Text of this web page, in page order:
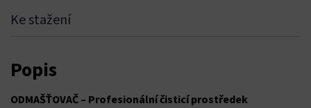
Hacklink panel
Hacklink panel
Ke stažení
Popis
ODMAŠŤOVAČ – Profesionální čisticí prostředek